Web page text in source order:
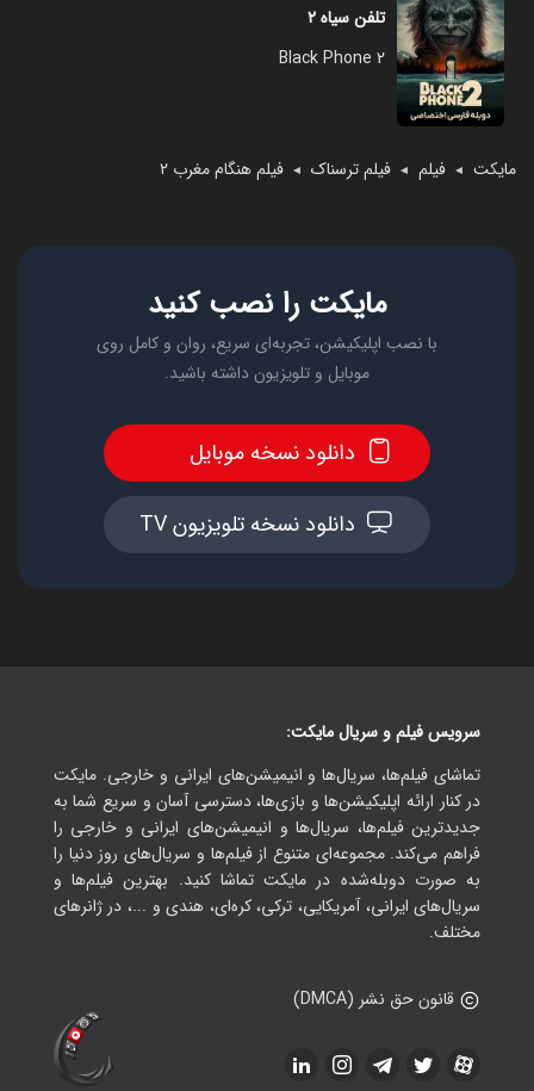
مایکت ◄ فیلم ◄ فیلم ترسناک ◄ فیلم هنگام مغرب ۲
تلفن سیاه ۲
Black Phone 2
مایکت را نصب کنید
با نصب اپلیکیشن، تجربه‌ای سریع، روان و کامل روی
موبایل و تلویزیون داشته باشید.
دانلود نسخه موبایل
دانلود نسخه تلویزیون TV
سرویس فیلم و سریال مایکت:
تماشای فیلم‌ها، سریال‌ها و انیمیشن‌های ایرانی و خارجی. مایکت
در کنار ارائه اپلیکیشن‌ها و بازی‌ها، دسترسی آسان و سریع شما به
جدیدترین فیلم‌ها، سریال‌ها و انیمیشن‌های ایرانی و خارجی را
فراهم می‌کند. مجموعه‌ای متنوع از فیلم‌ها و سریال‌های روز دنیا را
به صورت دوبله‌شده در مایکت تماشا کنید. بهترین فیلم‌ها و
سریال‌های ایرانی، آمریکایی، ترکی، کره‌ای، هندی و ...، در ژانرهای
مختلف.
قانون حق نشر (DMCA)